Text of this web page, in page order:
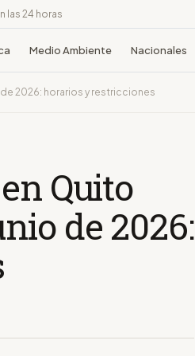
las 24 horas
Medio Ambiente Nacionales
2026: horarios y restricciones
Quito
de 2026: